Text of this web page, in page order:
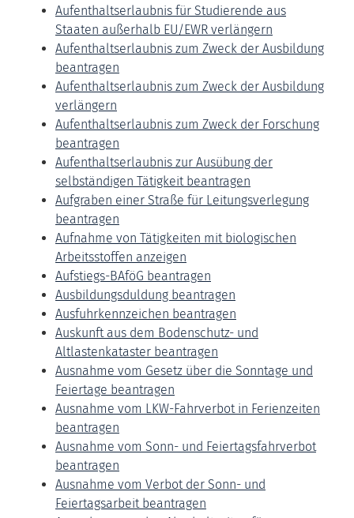
Aufenthaltserlaubnis für Studierende aus
Staaten außerhalb EU/EWR verlängern
Aufenthaltserlaubnis zum Zweck der Ausbildung
beantragen
Aufenthaltserlaubnis zum Zweck der Ausbildung
verlängern
Aufenthaltserlaubnis zum Zweck der Forschung
beantragen
Aufenthaltserlaubnis zur Ausübung der
selbständigen Tätigkeit beantragen
Aufgraben einer Straße für Leitungsverlegung
beantragen
Aufnahme von Tätigkeiten mit biologischen
Arbeitsstoffen anzeigen
Aufstiegs-BAföG beantragen
Ausbildungsduldung beantragen
Ausfuhrkennzeichen beantragen
Auskunft aus dem Bodenschutz- und
Altlastenkataster beantragen
Ausnahme vom Gesetz über die Sonntage und
Feiertage beantragen
Ausnahme vom LKW-Fahrverbot in Ferienzeiten
beantragen
Ausnahme vom Sonn- und Feiertagsfahrverbot
beantragen
Ausnahme vom Verbot der Sonn- und
Feiertagsarbeit beantragen